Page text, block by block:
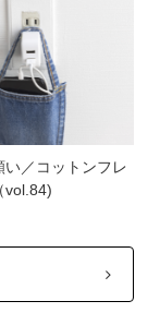
い／コットンフレ
vol.84)